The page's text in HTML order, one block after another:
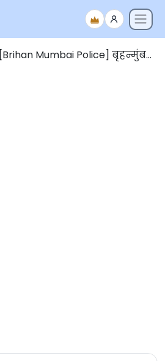
[Brihan Mumbai Police] बृहन्मुंबई पोलीस भरती २०२२